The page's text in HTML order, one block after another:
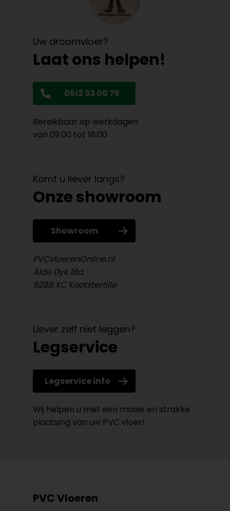
Uw droomvloer?
Laat ons helpen!
0512 33 00 75
Bereikbaar op werkdagen
van 09:00 tot 18:00
Komt u liever langs?
Onze showroom
Showroom
PVCvloerenOnline.nl
Âlde Dyk 18a
9288 XC Kootstertille
Liever zelf niet leggen?
Legservice
Legservice info
Wij helpen u met een mooie en strakke
plaatsing van uw PVC vloer!
PVC Vloeren